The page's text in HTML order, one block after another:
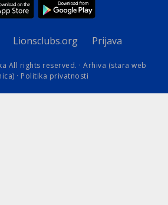
Lionsclubs.org Prijava
All rights reserved. · Arhiva (stara web
· Politika privatnosti